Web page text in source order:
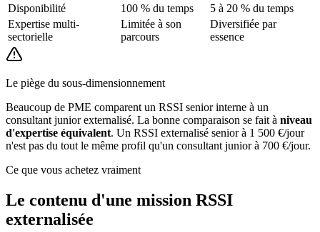
Disponibilité
100 % du temps
5 à 20 % du temps
Expertise multi-
sectorielle
Limitée à son
parcours
Diversifiée par
essence
Le piège du sous-dimensionnement
Beaucoup de PME comparent un RSSI senior interne à un
consultant junior externalisé. La bonne comparaison se fait à niveau
d'expertise équivalent. Un RSSI externalisé senior à 1 500 €/jour
n'est pas du tout le même profil qu'un consultant junior à 700 €/jour.
Ce que vous achetez vraiment
Le contenu d'une mission RSSI
externalisée